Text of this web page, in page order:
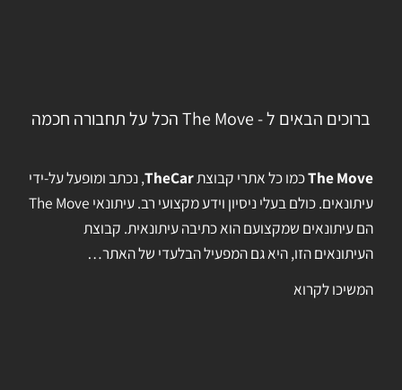
ברוכים הבאים ל - The Move הכל על תחבורה חכמה
The Moveכמו כל אתרי קבוצתTheCar, נכתב ומופעל על-ידי
עיתונאים. כולם בעלי ניסיון וידע מקצועי רב. עיתונאי The Move
הם עיתונאים שמקצועם הוא כתיבה עיתונאית. קבוצת
העיתונאים הזו, היא גם המפעיל הבלעדי של האתר…
המשיכו לקרוא